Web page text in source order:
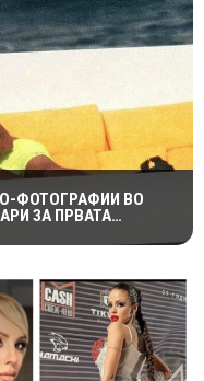
ФОТОГРАФИИ ВО
ЗА ПРВАТА